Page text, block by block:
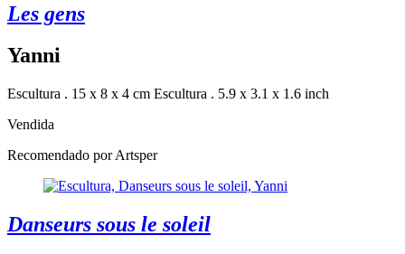
Les gens
Yanni
Escultura . 15 x 8 x 4 cm Escultura . 5.9 x 3.1 x 1.6 inch
Vendida
Recomendado por Artsper
Danseurs sous le soleil